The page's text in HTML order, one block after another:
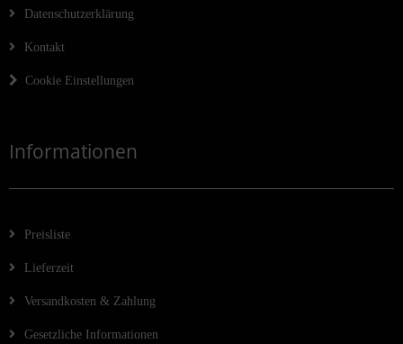
Datenschutzerklärung
Kontakt
Cookie Einstellungen
Informationen
Preisliste
Lieferzeit
Versandkosten & Zahlung
Gesetzliche Informationen